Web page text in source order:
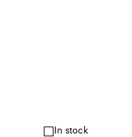
In stock